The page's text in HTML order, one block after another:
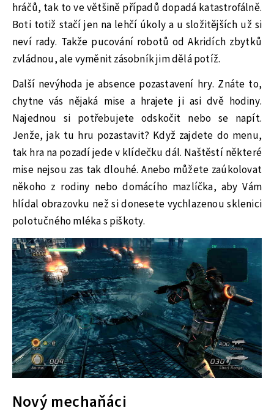
hráčů, tak to ve většině případů dopadá katastrofálně.
Boti totiž stačí jen na lehčí úkoly a u složitějších už si
neví rady. Takže pucování robotů od Akridích zbytků
zvládnou, ale vyměnit zásobník jim dělá potíž.
Další nevýhoda je absence pozastavení hry. Znáte to,
chytne vás nějaká mise a hrajete ji asi dvě hodiny.
Najednou si potřebujete odskočit nebo se napít.
Jenže, jak tu hru pozastavit? Když zajdete do menu,
tak hra na pozadí jede v klídečku dál. Naštěstí některé
mise nejsou zas tak dlouhé. Anebo můžete zaúkolovat
někoho z rodiny nebo domácího mazlíčka, aby Vám
hlídal obrazovku než si donesete vychlazenou sklenici
polotučného mléka s piškoty.
Nový mechaňáci